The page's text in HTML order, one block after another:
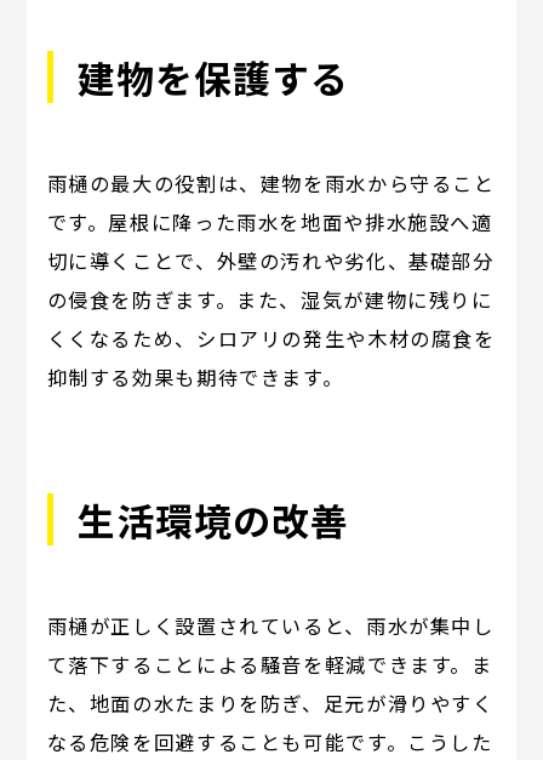
建物を保護する
雨樋の最大の役割は、建物を雨水から守ること
です。屋根に降った雨水を地面や排水施設へ適
切に導くことで、外壁の汚れや劣化、基礎部分
の侵食を防ぎます。また、湿気が建物に残りに
くくなるため、シロアリの発生や木材の腐食を
抑制する効果も期待できます。
生活環境の改善
雨樋が正しく設置されていると、雨水が集中し
て落下することによる騒音を軽減できます。ま
た、地面の水たまりを防ぎ、足元が滑りやすく
なる危険を回避することも可能です。こうした